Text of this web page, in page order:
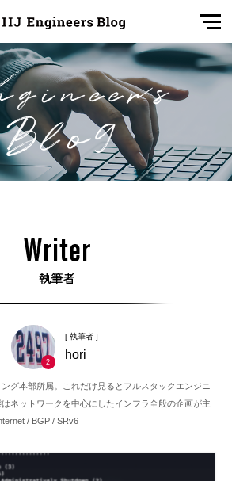
2
[ 執筆者 ]
hori
グ本部所属。これだけ見るとフルスタックエンジニ
ネットワークを中心にしたインフラ全般の企画が主
/ BGP / SRv6